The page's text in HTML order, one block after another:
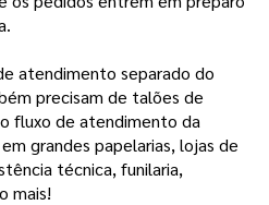
atendimento separado do
precisam de talões de
fluxo de atendimento da
grandes papelarias, lojas de
técnica, funilaria,
mais!